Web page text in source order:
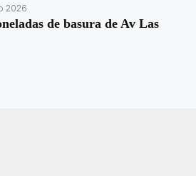
2026
de basura de Av Las